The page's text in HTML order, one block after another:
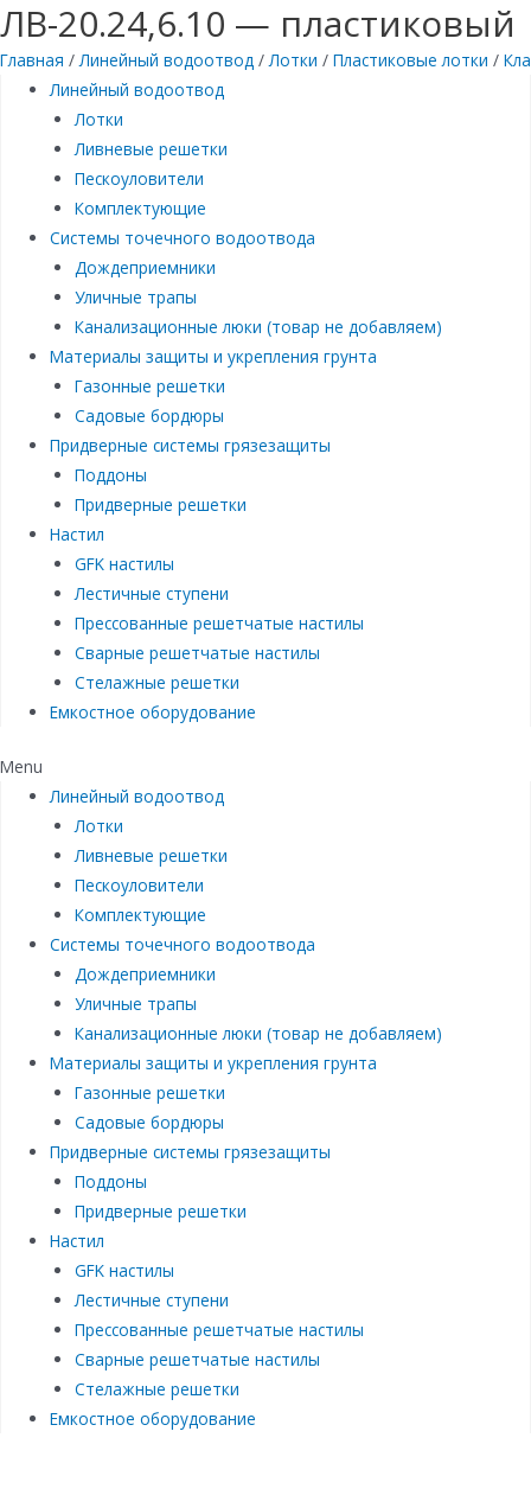
ЛВ-20.24,6.10 — пластиковый
Главная /Линейный водоотвод /Лотки / Пластиковые лотки /
Линейный водоотвод
Лотки
Ливневые решетки
Пескоуловители
Комплектующие
Системы точечного водоотвода
Дождеприемники
Уличные трапы
Канализационные люки (товар не добавляем)
Материалы защиты и укрепления грунта
Газонные решетки
Садовые бордюры
Придверные системы грязезащиты
Поддоны
Придверные решетки
Настил
GFK настилы
Лестичные ступени
Прессованные решетчатые настилы
Сварные решетчатые настилы
Стелажные решетки
Емкостное оборудование
Menu
Линейный водоотвод
Лотки
Ливневые решетки
Пескоуловители
Комплектующие
Системы точечного водоотвода
Дождеприемники
Уличные трапы
Канализационные люки (товар не добавляем)
Материалы защиты и укрепления грунта
Газонные решетки
Садовые бордюры
Придверные системы грязезащиты
Поддоны
Придверные решетки
Настил
GFK настилы
Лестичные ступени
Прессованные решетчатые настилы
Сварные решетчатые настилы
Стелажные решетки
Емкостное оборудование